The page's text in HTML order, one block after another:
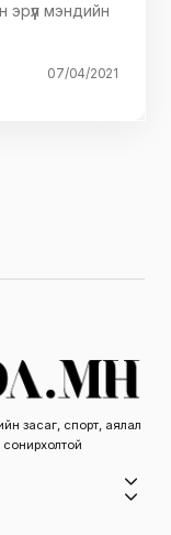
мэндийн
07/04/2021
засаг, спорт, аялал